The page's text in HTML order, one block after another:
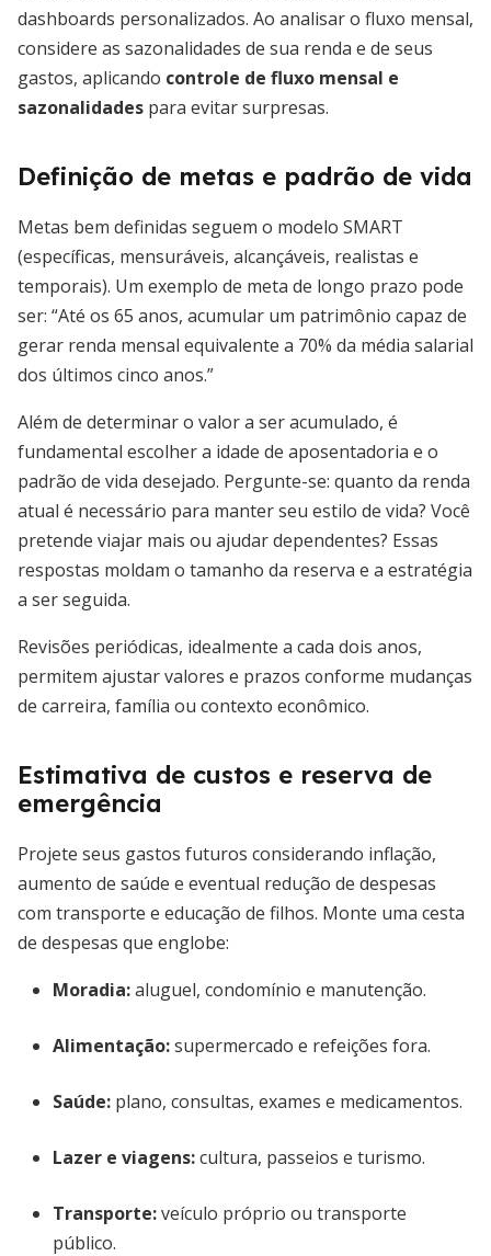
dashboards personalizados. Ao analisar o fluxo mensal,
considere as sazonalidades de sua renda e de seus
gastos, aplicando controle de fluxo mensal e
sazonalidades para evitar surpresas.
Definição de metas e padrão de vida
Metas bem definidas seguem o modelo SMART
(específicas, mensuráveis, alcançáveis, realistas e
temporais). Um exemplo de meta de longo prazo pode
ser: “Até os 65 anos, acumular um patrimônio capaz de
gerar renda mensal equivalente a 70% da média salarial
dos últimos cinco anos.”
Além de determinar o valor a ser acumulado, é
fundamental escolher a idade de aposentadoria e o
padrão de vida desejado. Pergunte-se: quanto da renda
atual é necessário para manter seu estilo de vida? Você
pretende viajar mais ou ajudar dependentes? Essas
respostas moldam o tamanho da reserva e a estratégia
a ser seguida.
Revisões periódicas, idealmente a cada dois anos,
permitem ajustar valores e prazos conforme mudanças
de carreira, família ou contexto econômico.
Estimativa de custos e reserva de
emergência
Projete seus gastos futuros considerando inflação,
aumento de saúde e eventual redução de despesas
com transporte e educação de filhos. Monte uma cesta
de despesas que englobe:
Moradia:aluguel, condomínio e manutenção.
Alimentação:supermercado e refeições fora.
Saúde: plano, consultas, exames e medicamentos.
Lazer e viagens:cultura, passeios e turismo.
Transporte:veículo próprio ou transporte
público.